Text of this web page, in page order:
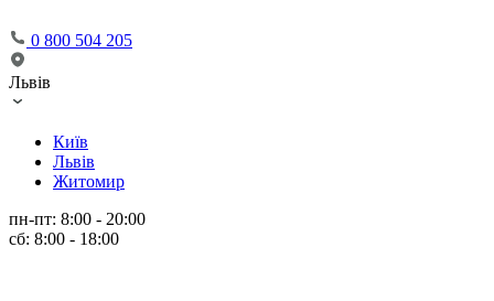
0 800 504 205
Львів
Київ
Львів
Житомир
пн-пт: 8:00 - 20:00
сб: 8:00 - 18:00